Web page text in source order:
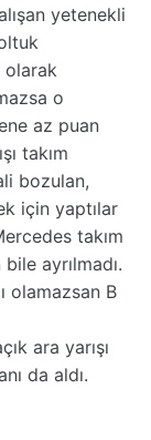
yetenekli
olarak
o
az puan
takım
bozulan,
için yaptılar
takım
ayrılmadı.
olamazsan B
ara yarışı
da aldı.